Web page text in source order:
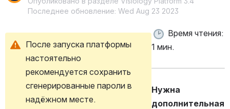
Последнее обновление: Wed Aug 23 2023
После запуска платформы
настоятельно
рекомендуется сохранить
сгенерированные пароли в
надёжном месте.
Время чтения:
1 мин.
Нужна
дополнительная